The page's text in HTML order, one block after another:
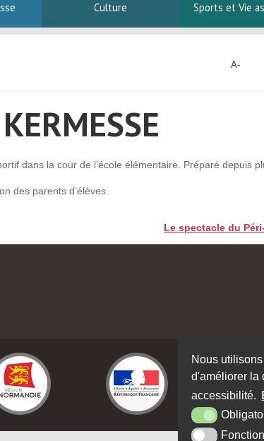
Nous
d'améliorer la
accessibilité.
Culture Sports et Vie
A-
dans la cour de l’école élémentaire. Préparé depuis
des parents d’élèves.
Le spectacle du